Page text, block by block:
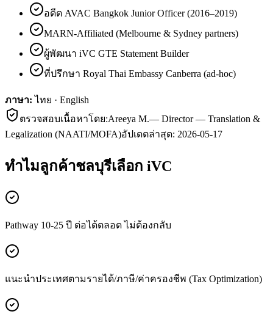
อดีต AVAC Bangkok Junior Officer (2016–2019)
MARN-Affiliated (Melbourne & Sydney partners)
ผู้พัฒนา iVC GTE Statement Builder
ที่ปรึกษา Royal Thai Embassy Canberra (ad-hoc)
ภาษา: ไทย · English
ตรวจสอบเนื้อหาโดย:Areeya M.— Director — Translation &
Legalization (NAATI/MOFA)อัปเดตล่าสุด: 2026-05-17
ทำไมลูกค้าชลบุรีเลือก iVC
Pathway 10-25 ปี ต่อได้ตลอด ไม่ต้องกลับ
แนะนำประเทศตามรายได้/ภาษี/ค่าครองชีพ (Tax Optimization)